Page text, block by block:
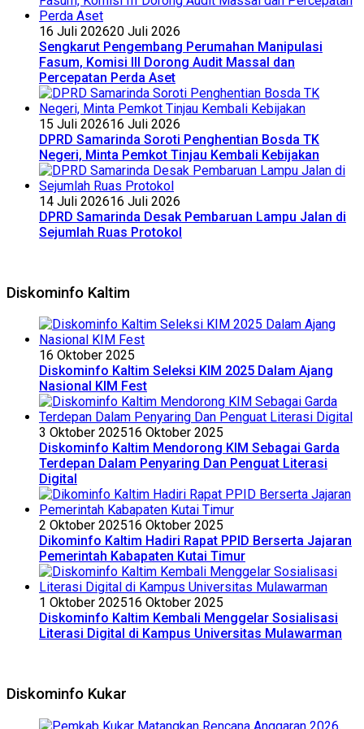
16 Juli 202620 Juli 2026
Sengkarut Pengembang Perumahan Manipulasi
Fasum, Komisi III Dorong Audit Massal dan
Percepatan Perda Aset
15 Juli 202616 Juli 2026
DPRD Samarinda Soroti Penghentian Bosda TK
Negeri, Minta Pemkot Tinjau Kembali Kebijakan
14 Juli 202616 Juli 2026
DPRD Samarinda Desak Pembaruan Lampu Jalan di
Sejumlah Ruas Protokol
Diskominfo Kaltim
16 Oktober 2025
Diskominfo Kaltim Seleksi KIM 2025 Dalam Ajang
Nasional KIM Fest
3 Oktober 202516 Oktober 2025
Diskominfo Kaltim Mendorong KIM Sebagai Garda
Terdepan Dalam Penyaring Dan Penguat Literasi
Digital
2 Oktober 202516 Oktober 2025
Dikominfo Kaltim Hadiri Rapat PPID Berserta Jajaran
Pemerintah Kabapaten Kutai Timur
1 Oktober 202516 Oktober 2025
Diskominfo Kaltim Kembali Menggelar Sosialisasi
Literasi Digital di Kampus Universitas Mulawarman
Diskominfo Kukar